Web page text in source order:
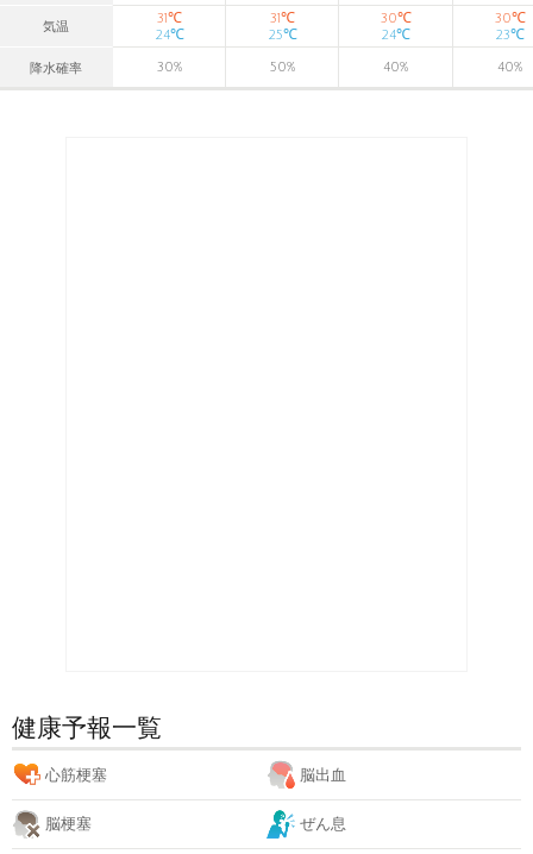
気温
31℃
24℃
31℃
25℃
30℃
24℃
30℃
23℃
降水確率 30% 50% 40% 40%
健康予報一覧
心筋梗塞 脳出血
脳梗塞 ぜん息